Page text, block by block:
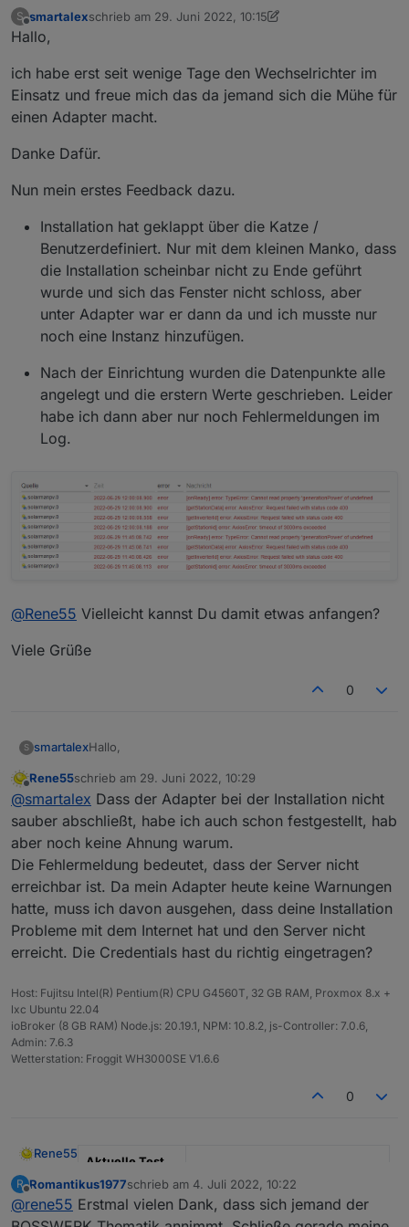
S
Offline
smartalexschrieb am 29. Juni 2022, 10:15
zuletzt editiert von smartalex
Hallo,
ich habe erst seit wenige Tage den Wechselrichter im
Einsatz und freue mich das da jemand sich die Mühe für
einen Adapter macht.
Danke Dafür.
Nun mein erstes Feedback dazu.
Installation hat geklappt über die Katze /
Benutzerdefiniert. Nur mit dem kleinen Manko, dass
die Installation scheinbar nicht zu Ende geführt
wurde und sich das Fenster nicht schloss, aber
unter Adapter war er dann da und ich musste nur
noch eine Instanz hinzufügen.
Nach der Einrichtung wurden die Datenpunkte alle
angelegt und die erstern Werte geschrieben. Leider
habe ich dann aber nur noch Fehlermeldungen im
Log.
@Rene55 Vielleicht kannst Du damit etwas anfangen?
Viele Grüße
0
S smartalexHallo,
ich habe erst seit wenige Tage den Wechselrichter
im Einsatz und freue mich das da jemand sich die
Mühe für einen Adapter macht.
Danke Dafür.
Nun mein erstes Feedback dazu.
Installation hat geklappt über die Katze /
Benutzerdefiniert. Nur mit dem kleinen Manko,
dass die Installation scheinbar nicht zu Ende
geführt wurde und sich das Fenster nicht
schloss, aber unter Adapter war er dann da
hinzufügen.
Nach der Einrichtung wurden die Datenpunkte
geschrieben. Leider habe ich dann aber nur
@Rene55Vielleicht kannst Du damit etwas
anfangen?
Viele Grüße
Offline
Rene55schrieb am 29. Juni 2022, 10:29
zuletzt editiert von
@smartalex Dass der Adapter bei der Installation nicht
sauber abschließt, habe ich auch schon festgestellt, hab
aber noch keine Ahnung warum.
Die Fehlermeldung bedeutet, dass der Server nicht
erreichbar ist. Da mein Adapter heute keine Warnungen
hatte, muss ich davon ausgehen, dass deine Installation
Probleme mit dem Internet hat und den Server nicht
erreicht. Die Credentials hast du richtig eingetragen?
Host: Fujitsu Intel(R) Pentium(R) CPU G4560T, 32 GB RAM, Proxmox 8.x +
lxc Ubuntu 22.04
ioBroker (8 GB RAM) Node.js: 20.19.1, NPM: 10.8.2, js-Controller: 7.0.6,
Admin: 7.6.3
Wetterstation: Froggit WH3000SE V1.6.6
0
Rene55
Aktuelle Test
Version
0.5.1
Veröffentlichun
23.06.2022
R
Offline
Romantikus1977schrieb am 4. Juli 2022, 10:22
zuletzt editiert von
@rene55 Erstmal vielen Dank, dass sich jemand der